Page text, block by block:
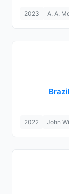
2023 A. A.
2022 John